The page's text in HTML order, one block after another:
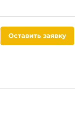
Оставить заявку